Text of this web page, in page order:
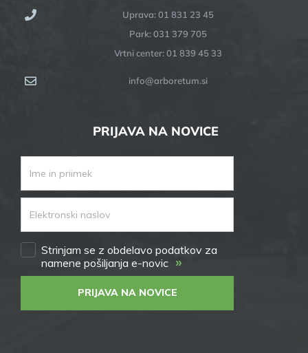
Uprava: 01 831 23 45
Park: 031 379 705
Vrtni center: 01 839 45 33
info@arboretum.si
PRIJAVA NA NOVICE
Strinjam se z obdelavo podatkov za
namene pošiljanja e-novic »
PRIJAVA NA NOVICE